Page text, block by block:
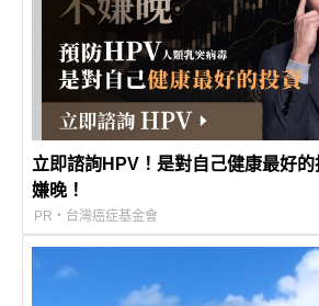
立即諮詢HPV！是對自己健康最好
嫌晚！
PR・台灣癌症基金會